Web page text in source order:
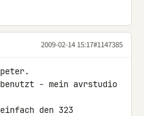
2009-02-14 15:17#1147385
- mein avrstudio
den 323